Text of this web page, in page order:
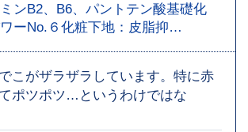
ンB2、B6、パントテン酸基礎化
ーNo.６化粧下地：皮脂抑…
こがザラザラしています。特に赤
ポツポツ…というわけではな